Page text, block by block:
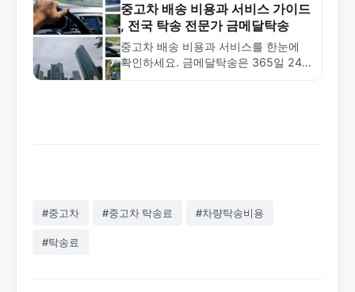
중고차 배송 비용과 서비스 가이드
, 전국 탁송 전문가 금메달탁송
중고차 배송 비용과 서비스를 한눈에
확인하세요. 금메달탁송은 365일 24
#중고차 #중고차 탁송료 #차량탁송비용
#탁송료